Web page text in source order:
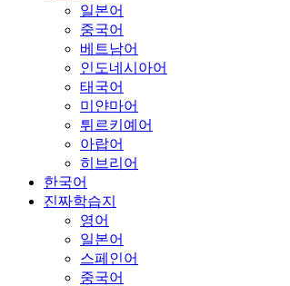
일본어
중국어
베트남어
인도네시아어
태국어
미얀마어
튀르키예어
아랍어
히브리어
한국어
진짜학습지
영어
일본어
스페인어
중국어